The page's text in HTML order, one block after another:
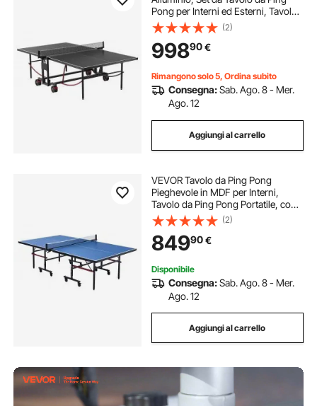
Pong per Interni ed Esterni, Tavolo
Pieghevole Portatile, con Rete a
Morsetto Rapido e Grandi Ruote
Bloccabili, Montaggio in 10 Minuti
(2)
99890€
Rimangono solo 5, Ordina subito
Consegna:Sab. Ago. 8 - Mer.
Ago. 12
Aggiungi al carrello
VEVOR Tavolo da Ping Pong
Pieghevole in MDF per Interni,
Tavolo da Ping Pong Portatile, con
Rete a Morsetto Rapido e Ruote
Bloccabili, Gioco da Ping Pong,
Montaggio Facile, Piani del Tavolo
da 18 mm
(2)
84990€
Disponibile
Consegna:Sab. Ago. 8 - Mer.
Ago. 12
Aggiungi al carrello